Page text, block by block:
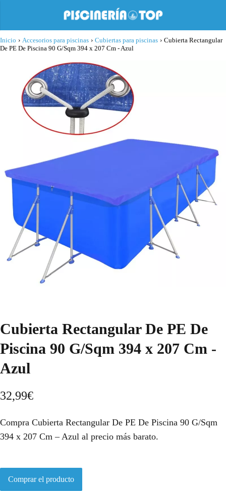
Inicio › Accesorios para piscinas › Cubiertas para piscinas › Cubierta Rectangular
De PE De Piscina 90 G/Sqm 394 x 207 Cm - Azul
Cubierta Rectangular De PE De
Piscina 90 G/Sqm 394 x 207 Cm -
Azul
32,99€
Compra Cubierta Rectangular De PE De Piscina 90 G/Sqm
394 x 207 Cm – Azul al precio más barato.
Comprar el producto